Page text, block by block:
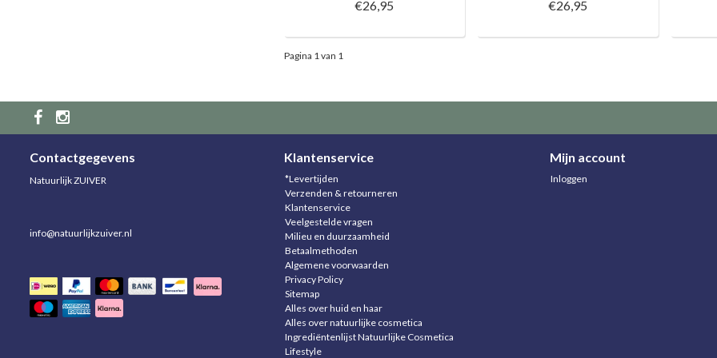
€26,95 €26,95
Pagina 1 van 1
Contactgegevens
Natuurlijk ZUIVER
info@natuurlijkzuiver.nl
Klantenservice
*Levertijden
Verzenden & retourneren
Klantenservice
Veelgestelde vragen
Milieu en duurzaamheid
Betaalmethoden
Algemene voorwaarden
Privacy Policy
Sitemap
Alles over huid en haar
Alles over natuurlijke cosmetica
Ingrediëntenlijst Natuurlijke Cosmetica
Lifestyle
Mijn account
Inloggen